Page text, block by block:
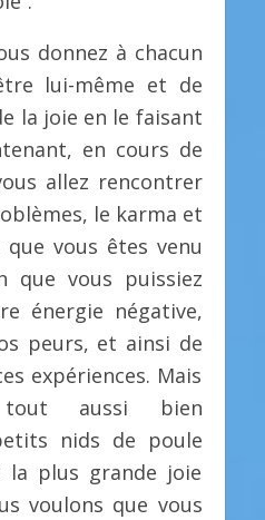
donnez à chacun
lui-même et de
la joie en le faisant
en cours de
allez rencontrer
le karma et
vous êtes venu
que vous puissiez
énergie négative,
peurs, et ainsi de
expériences. Mais
aussi bien
nids de poule
la plus grande joie
voulons que vous